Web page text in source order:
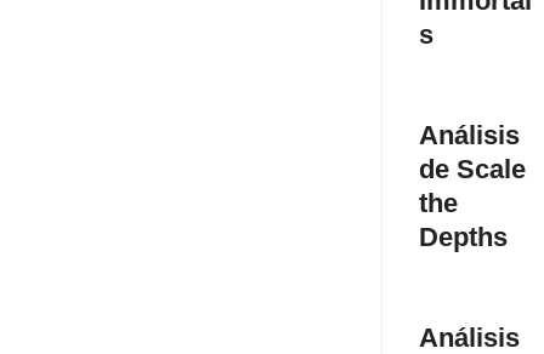
s
Análisis
de Scale
the
Depths
Análisis